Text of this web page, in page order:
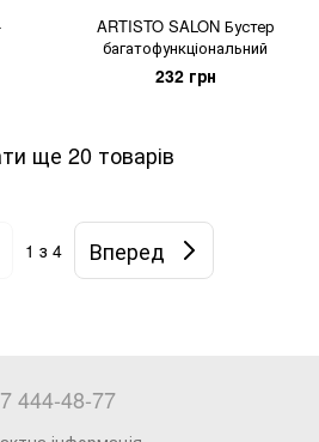
ARTISTO SALON Бустер
багатофункціональний
232 грн
ще 20 товарів
1 з 4 Вперед
444-48-77